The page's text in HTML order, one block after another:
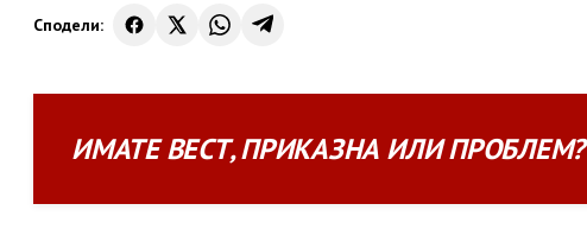
Сподели:
ИМАТЕВЕСТ,ПРИКАЗНА ИЛИПРОБЛЕМ?